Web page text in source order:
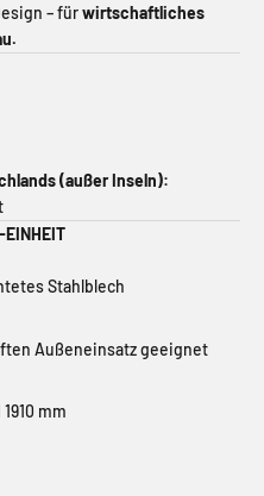
– fürwirtschaftliches
(außer Inseln):
EINHEIT
Stahlblech
Außeneinsatz geeignet
1910 mm